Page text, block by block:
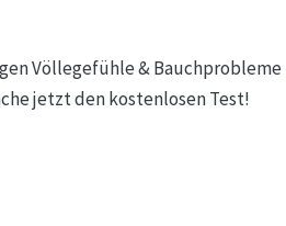
Völlegefühle & Bauchprobleme
jetzt den kostenlosen Test!